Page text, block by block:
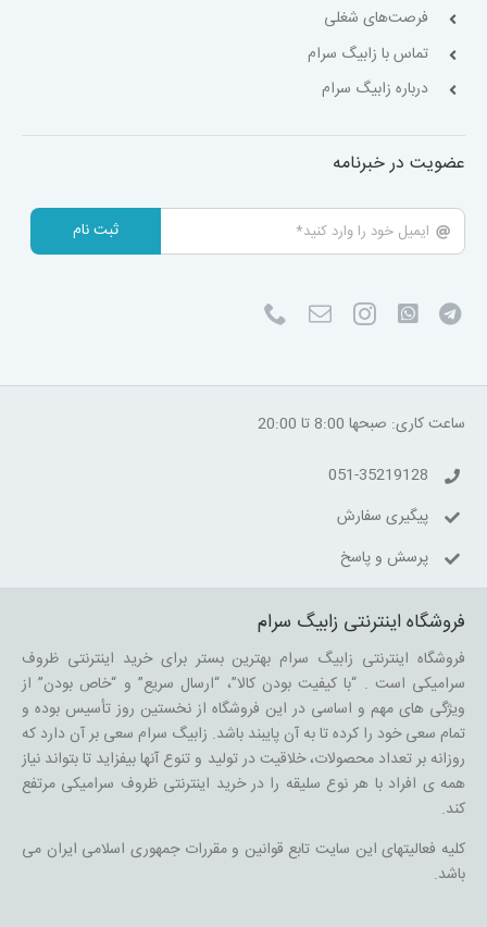
فرصت‌های شغلی
تماس با زابیگ سرام
درباره زابیگ سرام
عضویت در خبرنامه
ثبت نام
ساعت کاری: صبحها 8:00 تا 20:00
051-35219128
پیگیری سفارش
پرسش و پاسخ
فروشگاه اینترنتی زابیگ سرام
فروشگاه اینترنتی زابیگ سرام بهترین بستر برای خرید اینترنتی ظروف
سرامیکی است . “با کیفیت بودن کالا”، “ارسال سریع” و “خاص بودن” از
ویژگی های مهم و اساسی در این فروشگاه از نخستین روز تأسیس بوده و
تمام سعی خود را کرده تا به آن پایبند باشد. زابیگ سرام سعی بر آن دارد که
روزانه بر تعداد محصولات، خلاقیت در تولید و تنوع آنها بیفزاید تا بتواند نیاز
همه ی افراد با هر نوع سلیقه را در خرید اینترنتی ظروف سرامیکی مرتفع
کند.
کلیه فعالیتهای این سایت تابع قوانین و مقررات جمهوری اسلامی ایران می
باشد.